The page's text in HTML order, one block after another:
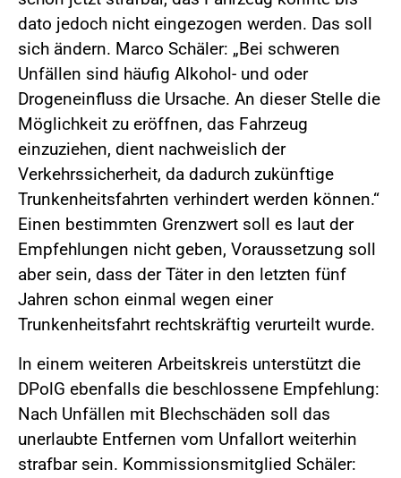
dato jedoch nicht eingezogen werden. Das soll
sich ändern. Marco Schäler: „Bei schweren
Unfällen sind häufig Alkohol- und oder
Drogeneinfluss die Ursache. An dieser Stelle die
Möglichkeit zu eröffnen, das Fahrzeug
einzuziehen, dient nachweislich der
Verkehrssicherheit, da dadurch zukünftige
Trunkenheitsfahrten verhindert werden können.“
Einen bestimmten Grenzwert soll es laut der
Empfehlungen nicht geben, Voraussetzung soll
aber sein, dass der Täter in den letzten fünf
Jahren schon einmal wegen einer
Trunkenheitsfahrt rechtskräftig verurteilt wurde.
In einem weiteren Arbeitskreis unterstützt die
DPolG ebenfalls die beschlossene Empfehlung:
Nach Unfällen mit Blechschäden soll das
unerlaubte Entfernen vom Unfallort weiterhin
strafbar sein. Kommissionsmitglied Schäler: